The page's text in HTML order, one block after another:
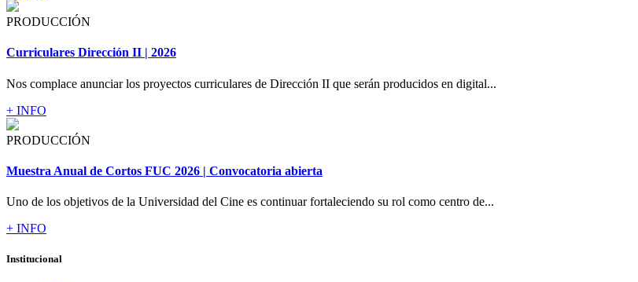
PRODUCCIÓN
Curriculares Dirección II | 2026
Nos complace anunciar los proyectos curriculares de Dirección II que serán producidos en digital...
+ INFO
PRODUCCIÓN
Muestra Anual de Cortos FUC 2026 | Convocatoria abierta
Uno de los objetivos de la Universidad del Cine es continuar fortaleciendo su rol como centro de...
+ INFO
Institucional